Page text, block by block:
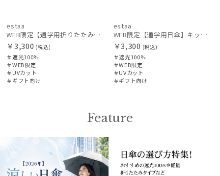
在庫表示
販売状況
estaa
WEB限定【通学用折りたたみ日傘】キッズ日傘 プレーン 遮光100 UV100 耐風
￥3,300 (税込)
＃遮光100%
＃WEB限定
＃UVカット
＃ギフト向け
estaa
WEB限定【通学用日傘】キッズ日傘 プレーン 遮光100 UV100 耐風
￥3,300 (税込)
＃遮光100%
＃WEB限定
＃UVカット
＃ギフト向け
Feature